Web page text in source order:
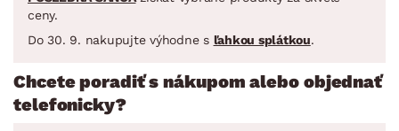
ceny.
Do 30. 9. nakupujte výhodne s ľahkou splátkou.
Chcete poradiť s nákupom alebo objednať
telefonicky?